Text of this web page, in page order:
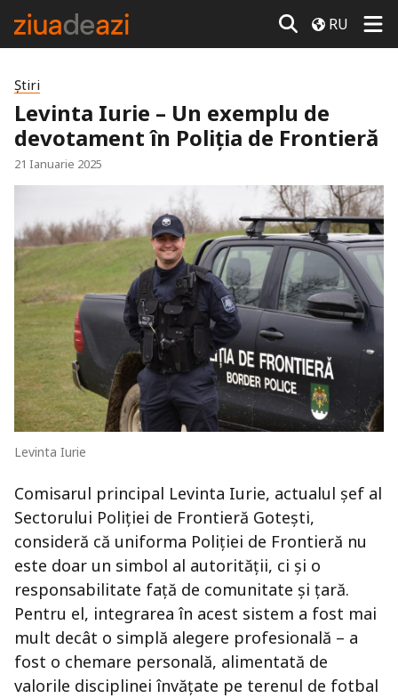
RU
Știri
Levinta Iurie – Un exemplu de
devotament în Poliția de Frontieră
21 Ianuarie 2025
Levinta Iurie
Comisarul principal Levinta Iurie, actualul șef al
Sectorului Poliției de Frontieră Gotești,
consideră că uniforma Poliției de Frontieră nu
este doar un simbol al autorității, ci și o
responsabilitate față de comunitate și țară.
Pentru el, integrarea în acest sistem a fost mai
mult decât o simplă alegere profesională – a
fost o chemare personală, alimentată de
valorile disciplinei învățate pe terenul de fotbal